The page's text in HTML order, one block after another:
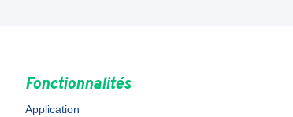
Fonctionnalités
Application